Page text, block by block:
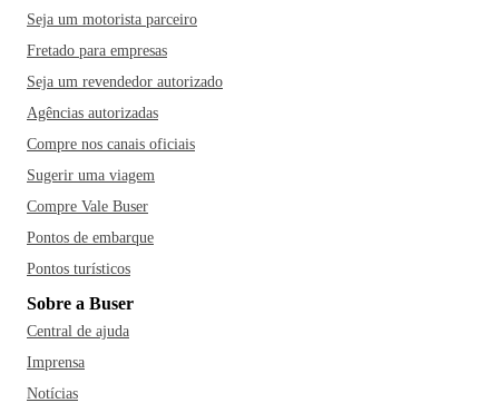
Seja um motorista parceiro
Fretado para empresas
Seja um revendedor autorizado
Agências autorizadas
Compre nos canais oficiais
Sugerir uma viagem
Compre Vale Buser
Pontos de embarque
Pontos turísticos
Sobre a Buser
Central de ajuda
Imprensa
Notícias